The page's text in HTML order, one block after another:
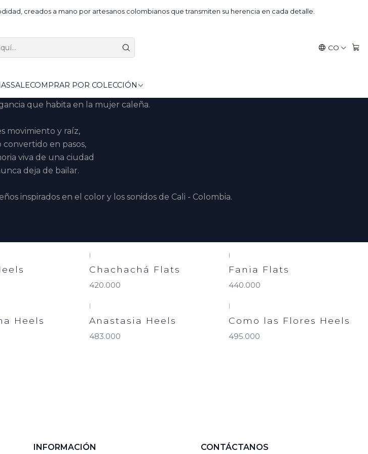
CO
SALECOMPRAR POR COLECCIÓN
creados a mano por artesanos colombianos que transmiten su herencia en cada detalle.
por colección Celia
Celia
que habita en la mujer caleña.
movimiento y raíz,
convertido en pasos,
viva de una ciudad
deja de bailar.
inspirados en el color y los sonidos de Cali - Colombia.
|
Chachachá Flats
420.000
|
Fania Flats
440.000
Heels
|
Anastasia Heels
483.000
|
Como las Flores Heels
495.000
INFORMACIÓN CONTÁCTANOS